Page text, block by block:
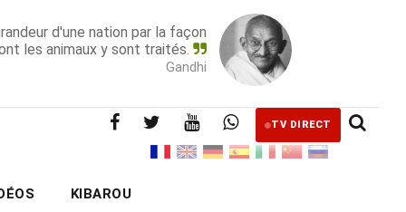
d'une nation par la façon
les animaux y sont traités.
Gandhi
TV DIRECT
KIBAROU